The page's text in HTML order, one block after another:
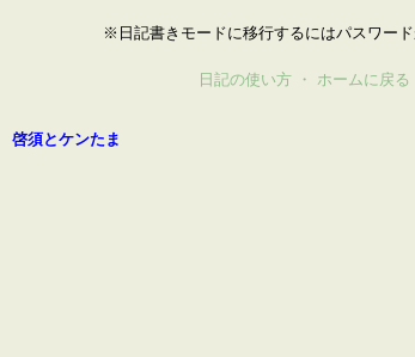
※日記書きモードに移行するにはパスワード
日記の使い方 ・ ホームに戻る
啓須とケンたま